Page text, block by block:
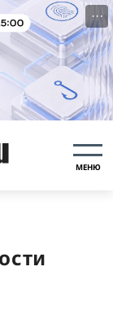
···
МЕНЮ